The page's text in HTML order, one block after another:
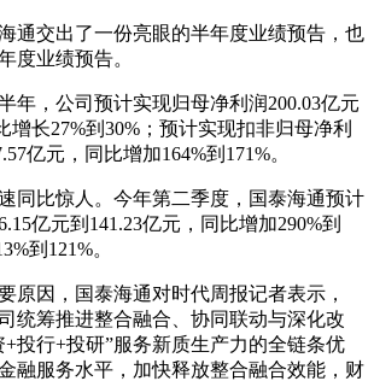
通交出了一份亮眼的半年度业绩预告，也
度业绩预告。
年，公司预计实现归母净利润200.03亿元
增长27%到30%；预计实现扣非归母净利
亿元，同比增加164%到171%。
同比惊人。今年第二季度，国泰海通预计
亿元到141.23亿元，同比增加290%到
到121%。
原因，国泰海通对时代周报记者表示，
统筹推进整合融合、协同联动与深化改
投行+投研”服务新质生产力的全链条优
融服务水平，加快释放整合融合效能，财